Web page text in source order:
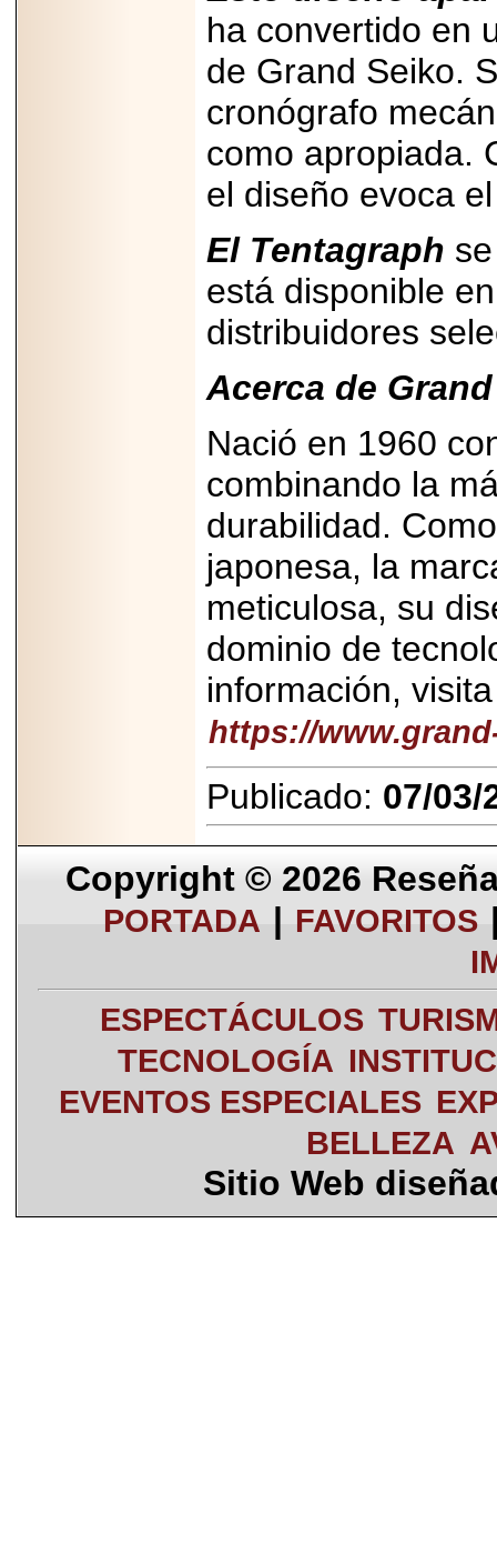
ha convertido en
de Grand Seiko.
cronógrafo
como apropiada.
el diseño evoca
El Tentagraph
está disponible
distribuidores
Acerca de
Nació en 1960
combinando la
durabilidad.
japonesa, la
meticulosa, su
dominio de
información,
https://
Publicado: 07/03/
Copyright © 2026
PORTADA | FAVORITOS
ESPECTÁCULOS
TECNOLOGÍA
EVENTOS ESPECIALES
BELLEZA
Sitio Web